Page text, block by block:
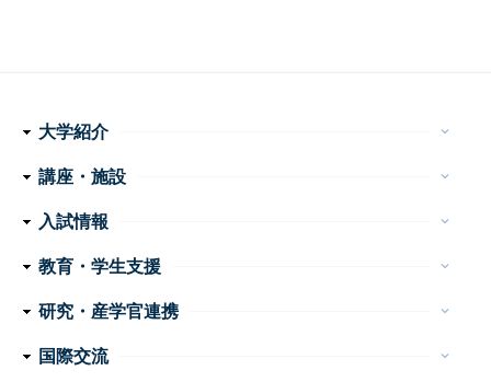
フ
タ
ー
ナ
大学紹介 keyboard_arrow_down
理念・使命
学長メッセージ
特色ある取り組み
運営組織
情報公開
講座・施設 keyboard_arrow_down
医学科
看護学科
附属病院
センター・施設等
入試情報 keyboard_arrow_down
医学部 医学科・看護学科
大学院医学系研究科
大学案内
イベント
お問い合わせ
教育・学生支援 keyboard_arrow_down
教育
学生生活
特色ある教育プログラム
諸手続・諸証明
学生相談
研究・産学官連携 keyboard_arrow_down
産学官連携
重点プロジェクト・研究成果
研究支援
研究公正
国際交流 keyboard_arrow_down